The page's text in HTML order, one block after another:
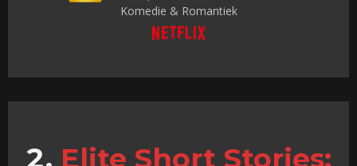
Komedie & Romantiek
Elite Short Stories: